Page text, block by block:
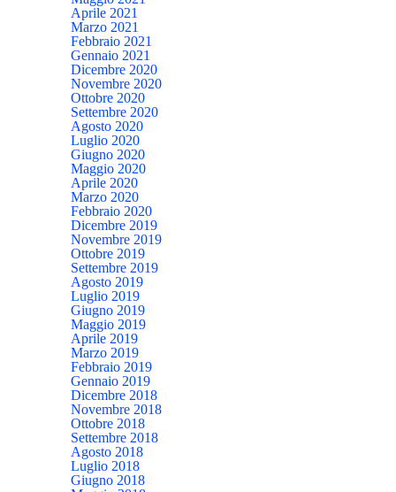
Aprile 2021
Marzo 2021
Febbraio 2021
Gennaio 2021
Dicembre 2020
Novembre 2020
Ottobre 2020
Settembre 2020
Agosto 2020
Luglio 2020
Giugno 2020
Maggio 2020
Aprile 2020
Marzo 2020
Febbraio 2020
Dicembre 2019
Novembre 2019
Ottobre 2019
Settembre 2019
Agosto 2019
Luglio 2019
Giugno 2019
Maggio 2019
Aprile 2019
Marzo 2019
Febbraio 2019
Gennaio 2019
Dicembre 2018
Novembre 2018
Ottobre 2018
Settembre 2018
Agosto 2018
Luglio 2018
Giugno 2018